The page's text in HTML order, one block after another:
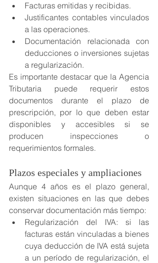
Facturas emitidas y recibidas.
Justificantes contables vinculados
a las operaciones.
Documentación relacionada con
deducciones o inversiones sujetas
a regularización.
Es importante destacar que la Agencia
Tributaria puede requerir estos
documentos durante el plazo de
prescripción, por lo que deben estar
disponibles y accesibles si se
producen inspecciones o
requerimientos formales.
Plazos especiales y ampliaciones
Aunque 4 años es el plazo general,
existen situaciones en las que debes
conservar documentación más tiempo:
Regularización del IVA: si las
facturas están vinculadas a bienes
cuya deducción de IVA está sujeta
a un período de regularización, el